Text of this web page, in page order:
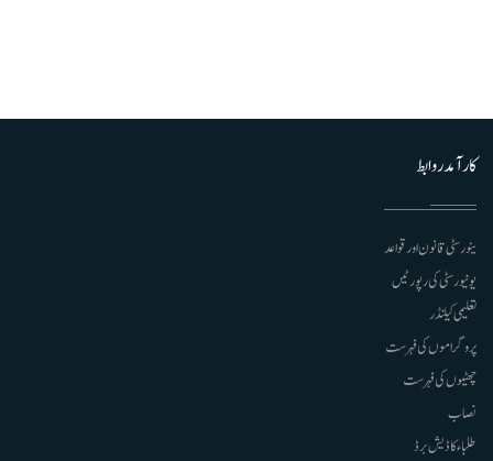
کارآمد روابط
ینورسٹی قانون اور قواعد
یونیورسٹی کی رپورٹیں
تعلیمی کیلنڈر
پروگراموں کی فہرست
چھٹیوں کی فہرست
نصاب
طلباء کا ڈیش برڈ